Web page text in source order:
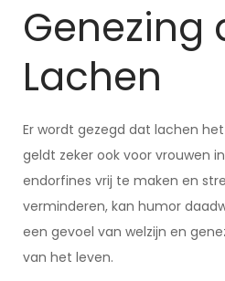
Genezing
Lachen
Er wordt gezegd dat lachen
geldt zeker ook voor vrouwen
endorfines vrij te maken en
verminderen, kan humor
een gevoel van welzijn en
van het leven.